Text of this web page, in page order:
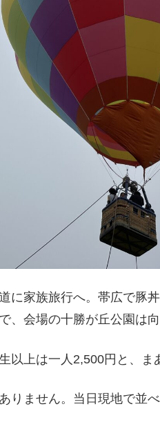
に家族旅行へ。帯広で豚
、会場の十勝が丘公園は向
以上は一人2,500円と、ま
りません。当日現地で並